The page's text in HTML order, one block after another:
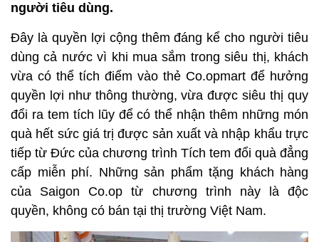
người tiêu dùng.
Đây là quyền lợi cộng thêm đáng kể cho người tiêu
dùng cả nước vì khi mua sắm trong siêu thị, khách
vừa có thể tích điểm vào thẻ Co.opmart để hưởng
quyền lợi như thông thường, vừa được siêu thị quy
đổi ra tem tích lũy để có thể nhận thêm những món
quà hết sức giá trị được sản xuất và nhập khẩu trực
tiếp từ Đức của chương trình Tích tem đổi quà đẳng
cấp miễn phí. Những sản phẩm tặng khách hàng
của Saigon Co.op từ chương trình này là độc
quyền, không có bán tại thị trường Việt Nam.